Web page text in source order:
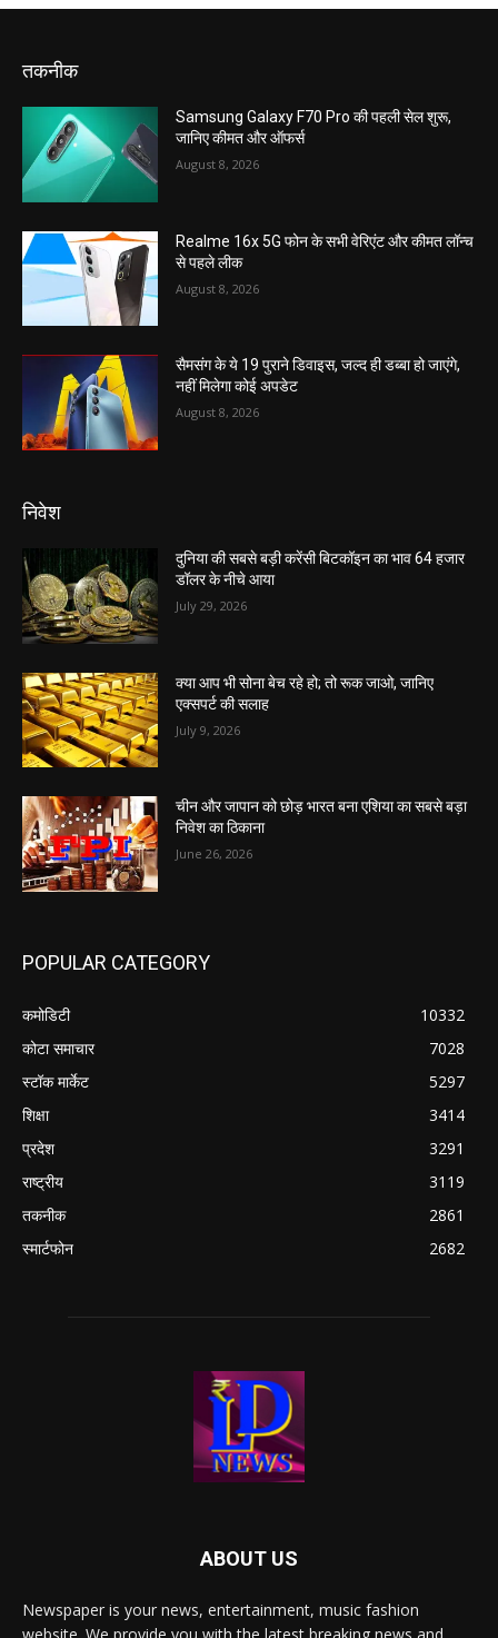
तकनीक
Samsung Galaxy F70 Pro की पहली सेल शुरू,
जानिए कीमत और ऑफर्स
August 8, 2026
Realme 16x 5G फोन के सभी वेरिएंट और कीमत लॉन्च
से पहले लीक
August 8, 2026
सैमसंग के ये 19 पुराने डिवाइस, जल्द ही डब्बा हो जाएंगे,
नहीं मिलेगा कोई अपडेट
August 8, 2026
निवेश
दुनिया की सबसे बड़ी करेंसी बिटकॉइन का भाव 64 हजार
डॉलर के नीचे आया
July 29, 2026
क्या आप भी सोना बेच रहे हो; तो रूक जाओ, जानिए
एक्सपर्ट की सलाह
July 9, 2026
चीन और जापान को छोड़ भारत बना एशिया का सबसे बड़ा
निवेश का ठिकाना
June 26, 2026
POPULAR CATEGORY
कमोडिटी
10332
कोटा समाचार
7028
स्टॉक मार्केट
5297
शिक्षा
3414
प्रदेश
3291
राष्ट्रीय
3119
तकनीक
2861
स्मार्टफोन
2682
ABOUT US
Newspaper is your news, entertainment, music fashion